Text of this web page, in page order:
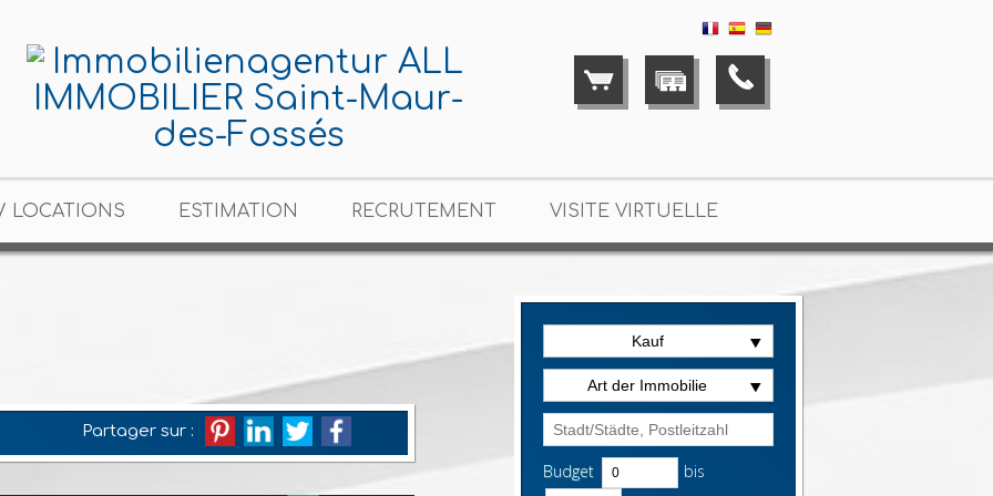
LOCATIONS ESTIMATION RECRUTEMENT VISITE VIRTUELLE
Kauf
Art der Immobilie
Budget bis
Partager sur :